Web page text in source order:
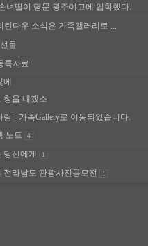
녀딸이 명문 광주여고에 입학했다.
린다우 소식은 가족갤러리로 ...
물
록자료
창을 내겠소
랑 - 가족Gallery로 이동되었습니다.
노트 4
신에게 1
전라남도 관광사진공모전 1